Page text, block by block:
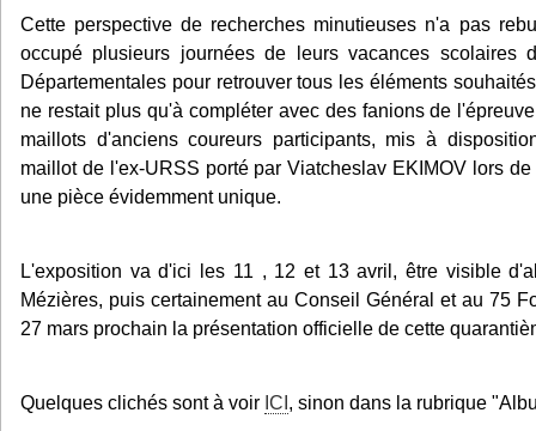
Cette perspective de recherches minutieuses n'a pas
occupé plusieurs journées de leurs vacances scolaires
Départementales pour retrouver tous les éléments
ne restait plus qu'à compléter avec des fanions de
maillots d'anciens coureurs participants, mis à
maillot de l'ex-URSS porté par Viatcheslav EKIMOV lors
une pièce évidemment unique.
L'exposition va d'ici les 11 , 12 et 13 avril, être visible
Mézières, puis certainement au Conseil Général et au 75
27 mars prochain la présentation officielle de cette
Quelques clichés sont à voir ICI , sinon dans la rubrique